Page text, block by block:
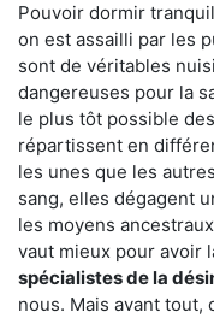
Pouvoir dormir
on est assailli par les
sont de véritables
dangereuses pour la
le plus tôt possible
répartissent en
les unes que les
sang, elles dégagent
les moyens
vaut mieux pour avoir
spécialistes de la
nous. Mais avant